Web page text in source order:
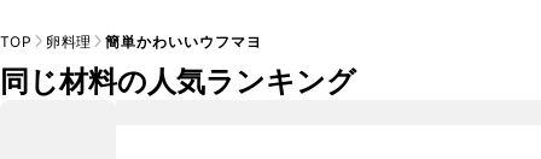
TOP 卵料理 簡単かわいいウフマヨ
同じ材料の人気ランキング